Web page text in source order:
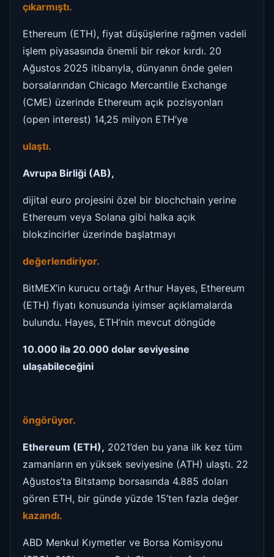
çıkarmıştı.
Ethereum (ETH), fiyat düşüşlerine rağmen vadeli
işlem piyasasında önemli bir rekor kırdı. 20
Ağustos 2025 itibarıyla, dünyanın önde gelen
borsalarından Chicago Mercantile Exchange
(CME) üzerinde Ethereum açık pozisyonları
(open interest) 14,25 milyon ETH’ye
ulaştı.
Avrupa Birliği (AB),
dijital euro projesini özel bir blochchain yerine
Ethereum veya Solana gibi halka açık
blokzincirler üzerinde başlatmayı
değerlendiriyor.
BitMEX’in kurucu ortağı Arthur Hayes, Ethereum
(ETH) fiyatı konusunda iyimser açıklamalarda
bulundu. Hayes, ETH’nin mevcut döngüde
10.000 ila 20.000 dolar seviyesine
ulaşabileceğini
öngörüyor.
Ethereum (ETH), 2021’den bu yana ilk kez tüm
zamanların en yüksek seviyesine (ATH) ulaştı. 22
Ağustos’ta Bitstamp borsasında 4.885 doları
gören ETH, bir günde yüzde 15’ten fazla değer
kazandı.
ABD Menkul Kıymetler ve Borsa Komisyonu